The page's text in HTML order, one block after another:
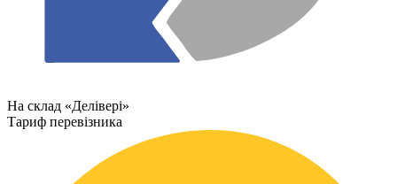
На склад «Делівері»
Тариф перевізника